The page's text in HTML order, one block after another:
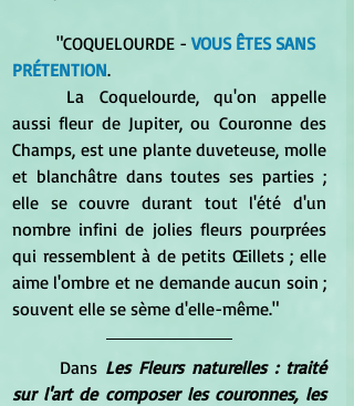
	"COQUELOURDE -
VOUS ÊTES SANS
PRÉTENTION.
aussi fleur de Jupiter, ou Couronne des
Champs, est une plante duveteuse, molle
et blanchâtre dans toutes ses parties ;
elle se couvre durant tout l'été d'un
nombre infini de jolies fleurs pourprées
qui ressemblent à de petits Œillets ; elle
aime l'ombre et ne demande aucun soin ;
souvent elle se sème d'elle-même."
	Dans
Les Fleurs naturelles : traité
sur l'art de composer les couronnes, les